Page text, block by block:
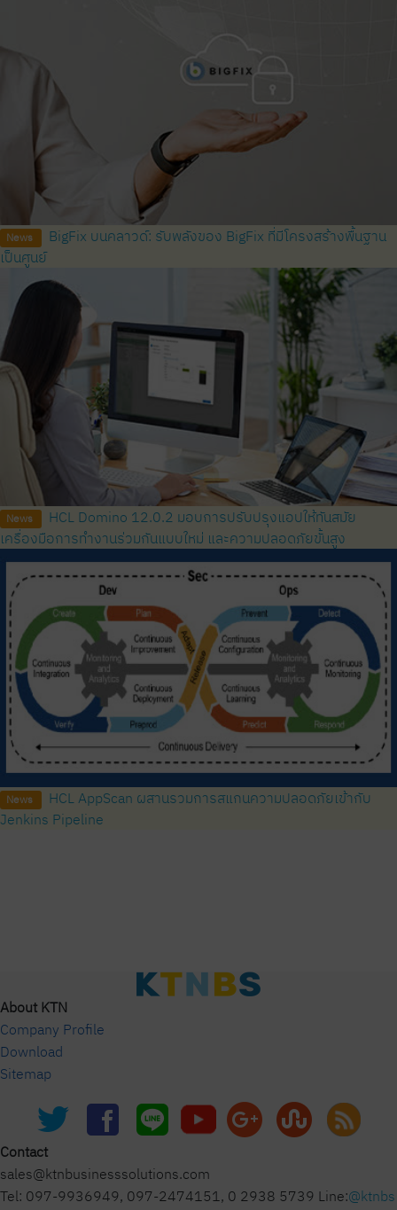
News
BigFix บนคลาวด์: รับพลังของ BigFix ที่มีโครงสร้างพื้นฐาน
เป็นศูนย์
News
HCL Domino 12.0.2 มอบการปรับปรุงแอปให้ทันสมัย ​​
เครื่องมือการทำงานร่วมกันแบบใหม่ และความปลอดภัยขั้นสูง
News
HCL AppScan ผสานรวมการสแกนความปลอดภัยเข้ากับ
Jenkins Pipeline
About KTN
Company Profile
Download
Sitemap
Contact
sales@ktnbusinesssolutions.com
Tel: 097-9936949, 097-2474151, 0 2938 5739 Line:@ktnbs